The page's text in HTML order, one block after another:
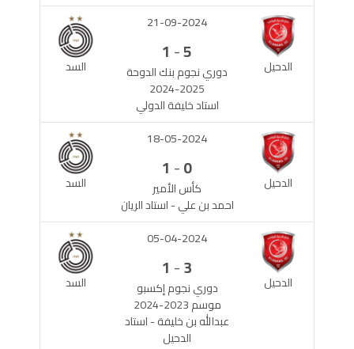
الدحيل السد
21-09-2024
5
-
1
دوري نجوم بنك الدوحة
2024-2025
استاد خليفة الدولي
الدحيل السد
18-05-2024
0
-
1
كأس الأمير
احمد بن علي - استاد الريان
الدحيل السد
05-04-2024
3
-
1
دوري نجوم إكسبو
موسم 2023-2024
عبدالله بن خليفة - استاد
الدحيل